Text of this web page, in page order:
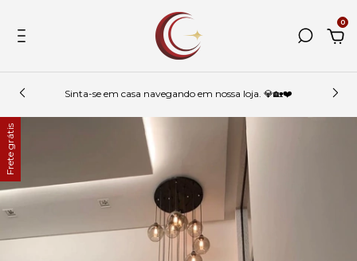
0
Sinta-se em casa navegando em nossa loja. 💎🏡❤️
Frete grátis